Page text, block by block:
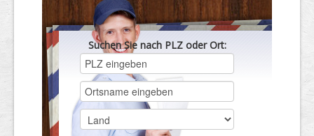
Suchen Sie nach PLZ oder Ort: